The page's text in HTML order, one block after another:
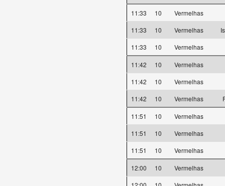
11:33 10
Vermelhas
11:33
10 Vermelhas
11:33
10 Vermelhas
11:42 10
Vermelhas
11:42
10
Vermelhas
11:42
10 Vermelhas
11:51 10
Vermelhas
11:51
10
Vermelhas
11:51
10 Vermelhas
12:00 10
Vermelhas